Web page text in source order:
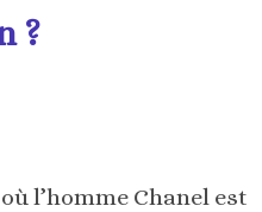
?
l’homme Chanel est